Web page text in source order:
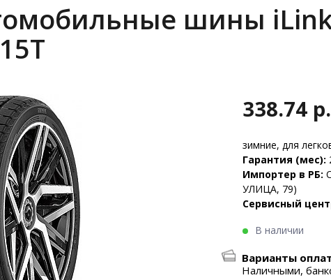
шины
338.74 р.
зимние, для
Гарантия (мес):
Импортер в РБ:
УЛИЦА, 79)
Сервисный
В наличии
Варианты
Наличными,